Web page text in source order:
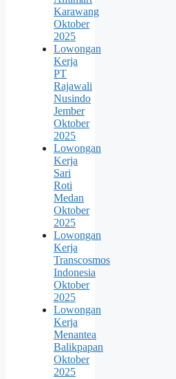
Karawang
Oktober
2025
Lowongan
Kerja
PT
Rajawali
Nusindo
Jember
Oktober
2025
Lowongan
Kerja
Sari
Roti
Medan
Oktober
2025
Lowongan
Kerja
Transcosmos
Indonesia
Oktober
2025
Lowongan
Kerja
Menantea
Balikpapan
Oktober
2025